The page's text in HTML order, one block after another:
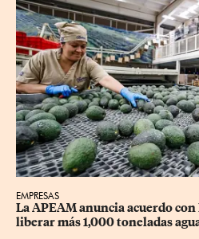
EMPRESAS
La APEAM anuncia acuerdo
liberar más 1,000 toneladas